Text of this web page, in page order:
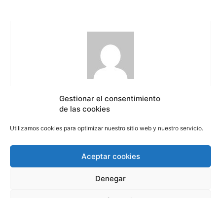
Gestionar el consentimiento
de las cookies
Utilizamos cookies para optimizar nuestro sitio web y nuestro servicio.
Aceptar cookies
Denegar
https://elsolrevista.com
Internacional
Contacto